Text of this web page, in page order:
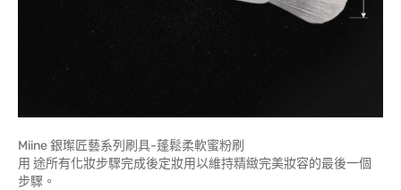
Miine 銀璨匠藝系列刷具-蓬鬆柔軟蜜粉刷
用 途所有化妝步驟完成後定妝用以維持精緻完美妝容的最後一個
步驟。